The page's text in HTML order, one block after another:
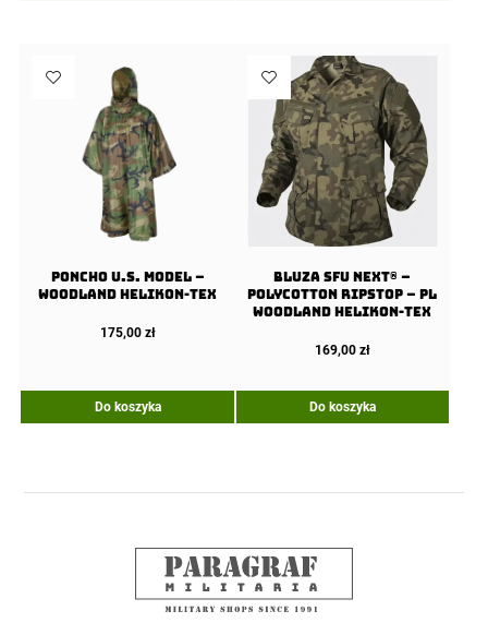
Poncho U.S. Model –
Woodland Helikon-Tex
175,00 zł
Do koszyka
Bluza SFU NEXT® –
PolyCotton Ripstop – PL
Woodland Helikon-tex
169,00 zł
Do koszyka